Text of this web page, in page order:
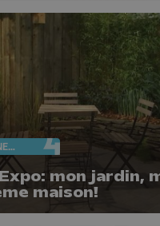
ENVIRONNEMENT
mon jardin,
maison!